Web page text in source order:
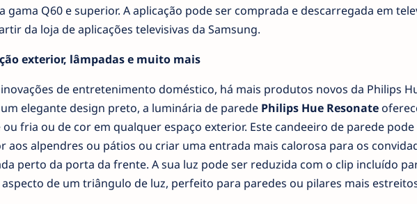
gama Q60 e superior. A aplicação pode ser comprada e descarregada em
da loja de aplicações televisivas da Samsung.
exterior, lâmpadas e muito mais
de entretenimento doméstico, há mais produtos novos da Philips
elegante design preto, a luminária de parede Philips Hue Resonate
fria ou de cor em qualquer espaço exterior. Este candeeiro de parede pode
aos alpendres ou pátios ou criar uma entrada mais calorosa para os
perto da porta da frente. A sua luz pode ser reduzida com o clip incluído
de um triângulo de luz, perfeito para paredes ou pilares mais